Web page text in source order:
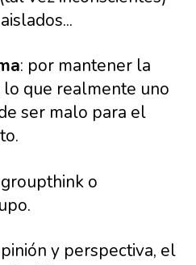
: por mantener la
lo que realmente uno
ser malo para el
o
y perspectiva, el